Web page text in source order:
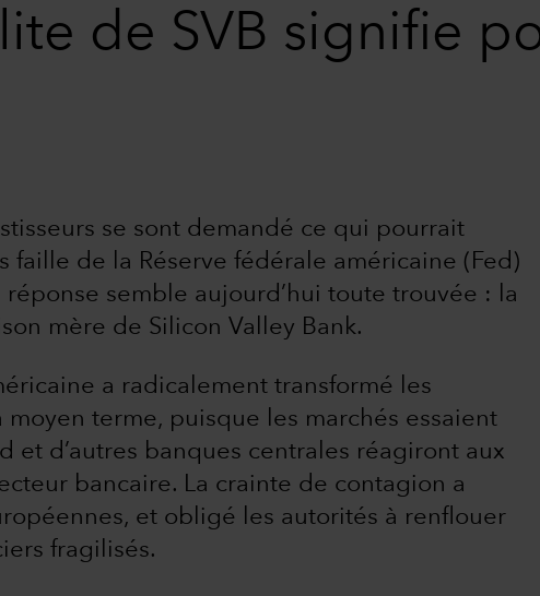
de SVB signifie
se sont demandé ce qui pourrait
faille de la Réserve fédérale américaine (Fed)
réponse semble aujourd’hui toute trouvée : la
mère de Silicon Valley Bank.
a radicalement transformé les
terme, puisque les marchés essaient
et d’autres banques centrales réagiront aux
bancaire. La crainte de contagion a
et obligé les autorités à renflouer
fragilisés.